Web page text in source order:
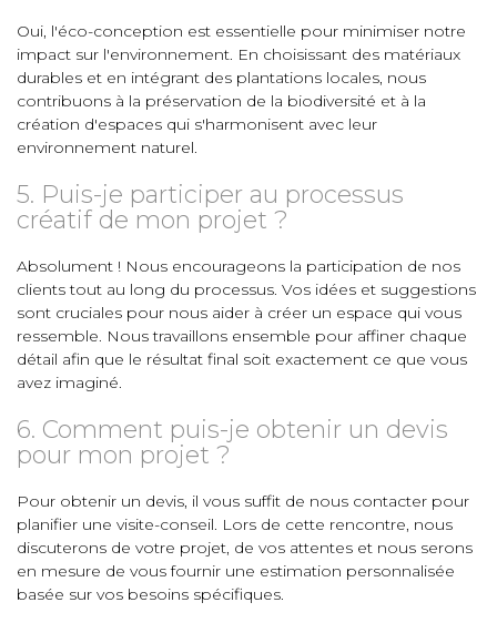
Oui, l'éco-conception est essentielle pour minimiser notre
impact sur l'environnement. En choisissant des matériaux
durables et en intégrant des plantations locales, nous
contribuons à la préservation de la biodiversité et à la
création d'espaces qui s'harmonisent avec leur
environnement naturel.
5. Puis-je participer au processus
créatif de mon projet ?
Absolument ! Nous encourageons la participation de nos
clients tout au long du processus. Vos idées et suggestions
sont cruciales pour nous aider à créer un espace qui vous
ressemble. Nous travaillons ensemble pour affiner chaque
détail afin que le résultat final soit exactement ce que vous
avez imaginé.
6. Comment puis-je obtenir un devis
pour mon projet ?
Pour obtenir un devis, il vous suffit de nous contacter pour
planifier une visite-conseil. Lors de cette rencontre, nous
discuterons de votre projet, de vos attentes et nous serons
en mesure de vous fournir une estimation personnalisée
basée sur vos besoins spécifiques.